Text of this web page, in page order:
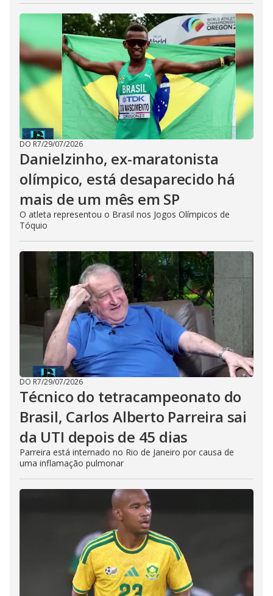
DO R7/29/07/2026
Danielzinho, ex-maratonista
olímpico, está desaparecido há
mais de um mês em SP
O atleta representou o Brasil nos Jogos Olímpicos de
Tóquio
DO R7/29/07/2026
Técnico do tetracampeonato do
Brasil, Carlos Alberto Parreira sai
da UTI depois de 45 dias
Parreira está internado no Rio de Janeiro por causa de
uma inflamação pulmonar